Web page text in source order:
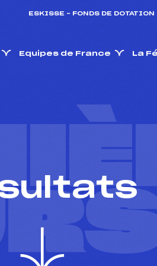
ESKISSE – FONDS DE DOTATION
Equipes de France La